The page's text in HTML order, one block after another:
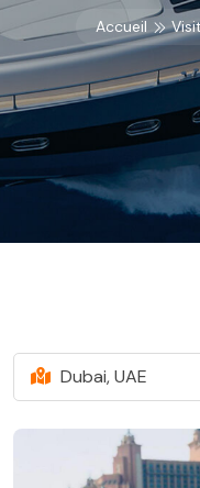
Accueil
Dubai, UAE